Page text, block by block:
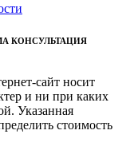
КОНСУЛЬТАЦИЯ
сайт носит
и ни при каких
Указанная
стоимость